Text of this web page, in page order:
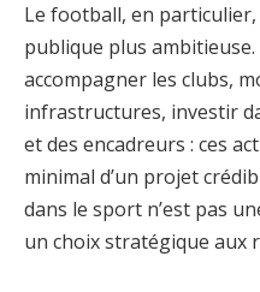
Le football, en
publique plus
accompagner les clubs,
infrastructures, investir
et des encadreurs : ces
minimal d’un projet
dans le sport n’est pas
un choix stratégique aux